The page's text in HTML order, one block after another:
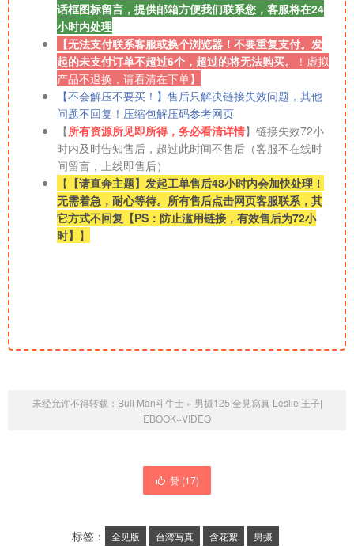
话框图标留言，提供邮箱方便我们联系您，客服将在24
小时内处理
【无法支付联系客服或换个浏览器！不要重复支付。发
起的未支付订单不超过6个，超过的将无法购买。
！ 虚拟
产品不退换，请看清在下单】
【不会解压不要买！】售后只解决链接失效问题，其他
问题不回复！压缩包解压码参考网页
【所有资源所见即所得，务必看清详情】链接失效72小
时内及时告知售后，超过此时间不售后（客服不在线时
间留言，上线即售后）
【 【请直奔主题】发起工单售后48小时内会加快处理！
无需着急，耐心等待。所有售后点击网页客服联系，其
它方式不回复【PS：防止滥用链接，有效售后为72小
时】 】
未经允许不得转载： Bull Man斗牛士» 男摄125 全見寫真 Leslie 王子|
EBOOK+VIDEO
赞 (17)
标签： 全见版 台湾写真 含花絮 男摄